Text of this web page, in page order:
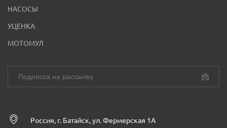
НАСОСЫ
УЦЕНКА
МОТОМУЛ
Россия, г. Батайск, ул. Фермерская 1А